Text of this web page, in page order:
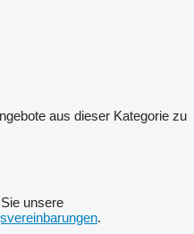
aus dieser Kategorie zu
unsere
.